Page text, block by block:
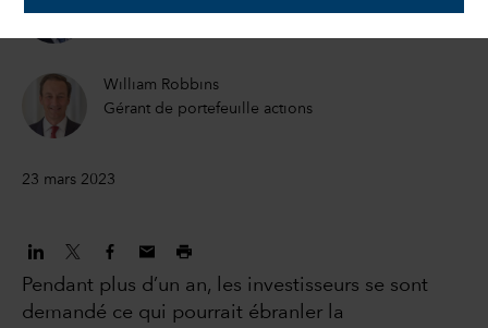
Économiste
William Robbins
Gérant de portefeuille actions
23 mars 2023
Pendant plus d’un an, les investisseurs se sont
demandé ce qui pourrait ébranler la